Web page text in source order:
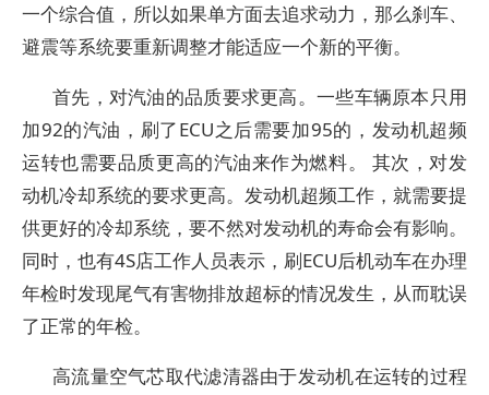
一个综合值，所以如果单方面去追求动力，那么刹车、
避震等系统要重新调整才能适应一个新的平衡。
首先，对汽油的品质要求更高。一些车辆原本只用
加92的汽油，刷了ECU之后需要加95的，发动机超频
运转也需要品质更高的汽油来作为燃料。 其次，对发
动机冷却系统的要求更高。发动机超频工作，就需要提
供更好的冷却系统，要不然对发动机的寿命会有影响。
同时，也有4S店工作人员表示，刷ECU后机动车在办理
年检时发现尾气有害物排放超标的情况发生，从而耽误
了正常的年检。
高流量空气芯取代滤清器由于发动机在运转的过程